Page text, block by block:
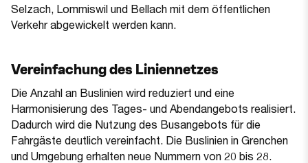
Selzach, Lommiswil und Bellach mit dem öffentlichen
Verkehr abgewickelt werden kann.
Vereinfachung des Liniennetzes
Die Anzahl an Buslinien wird reduziert und eine
Harmonisierung des Tages- und Abendangebots realisiert.
Dadurch wird die Nutzung des Busangebots für die
Fahrgäste deutlich vereinfacht. Die Buslinien in Grenchen
und Umgebung erhalten neue Nummern von 20 bis 28.